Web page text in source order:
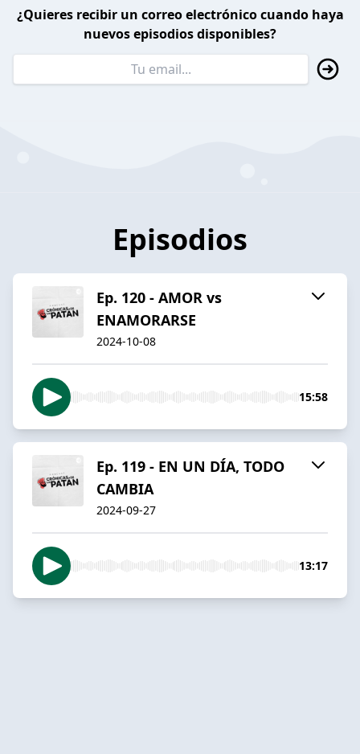
¿Quieres recibir un correo electrónico cuando haya
nuevos episodios disponibles?
Episodios
Ep. 120 - AMOR vs
ENAMORARSE
2024-10-08
15:58
Ep. 119 - EN UN DÍA, TODO
CAMBIA
2024-09-27
13:17